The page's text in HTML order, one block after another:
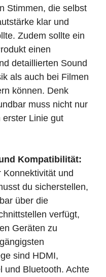
Stimmen, die selbst
klar und
Zudem sollte ein
einen
detaillierten Sound
als auch bei Filmen
können. Denk
muss nicht nur
erster Linie gut
Kompatibilität:
Konnektivität und
du sicherstellen,
über die
verfügt,
Geräten zu
sind HDMI,
und Bluetooth. Achte